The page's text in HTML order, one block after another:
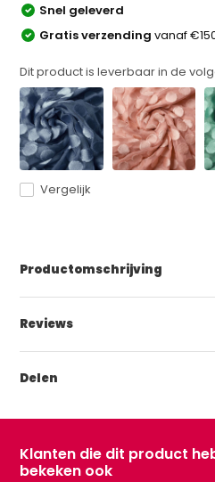
Snel geleverd
Gratis verzendingvanaf
Dit product is leverbaar in de
Vergelijk
Productomschrijving
Reviews
Delen
Klanten die dit product
bekeken ook